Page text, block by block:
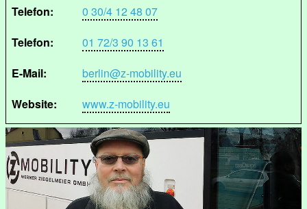
Telefon:
0 30/4 12 48 07
Telefon:
01 72/3 90 13 61
E-Mail:
berlin@z-mobility.eu
Website:
www.z-mobility.eu